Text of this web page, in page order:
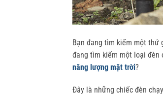
Bạn đang tìm kiếm một thứ
đang tìm kiếm một loại đèn
năng lượng mặt trời?
Đây là những chiếc đèn